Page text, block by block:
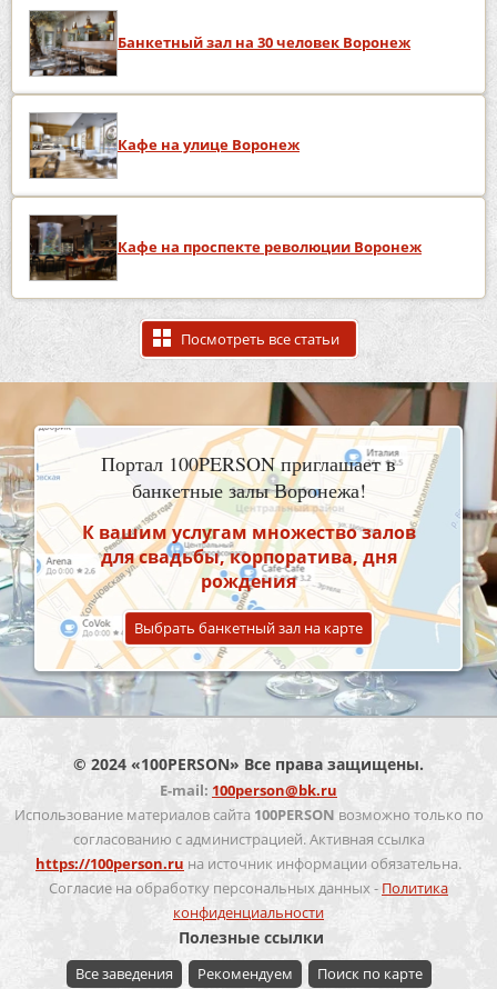
Банкетный зал на 30 человек Воронеж
Кафе на улице Воронеж
Кафе на проспекте революции Воронеж
Посмотреть все статьи
Портал 100PERSON приглашает в
банкетные залы Воронежа!
К вашим услугам множество залов
для свадьбы, корпоратива, дня
рождения
Выбрать банкетный зал на карте
© 2024 «100PERSON» Все права защищены.
E-mail: 100person@bk.ru
Использование материалов сайта 100PERSON возможно только по
согласованию с администрацией. Активная ссылка
https://100person.ru на источник информации обязательна.
Согласие на обработку персональных данных - Политика
конфиденциальности
Полезные ссылки
Все заведения Рекомендуем Поиск по карте